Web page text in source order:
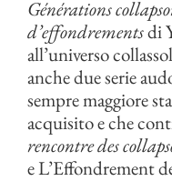
Générations
d’effondrementsdi
all’universo
anche due serie
sempre maggiore
acquisito e che
rencontre des
e L’Effondrement